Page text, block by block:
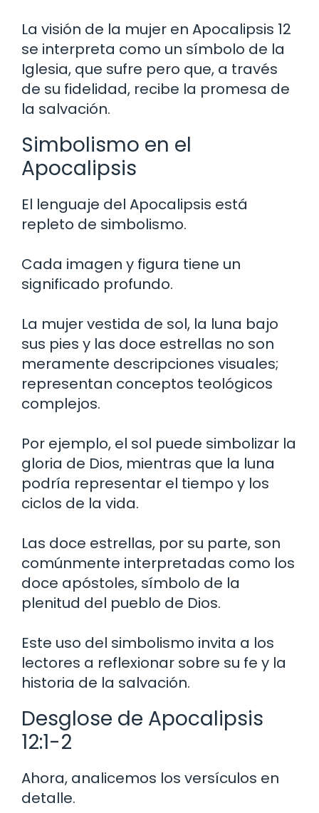
La visión de la mujer en Apocalipsis 12
se interpreta como un símbolo de la
Iglesia, que sufre pero que, a través
de su fidelidad, recibe la promesa de
la salvación.
Simbolismo en el
Apocalipsis
El lenguaje del Apocalipsis está
repleto de simbolismo.
Cada imagen y figura tiene un
significado profundo.
La mujer vestida de sol, la luna bajo
sus pies y las doce estrellas no son
meramente descripciones visuales;
representan conceptos teológicos
complejos.
Por ejemplo, el sol puede simbolizar la
gloria de Dios, mientras que la luna
podría representar el tiempo y los
ciclos de la vida.
Las doce estrellas, por su parte, son
comúnmente interpretadas como los
doce apóstoles, símbolo de la
plenitud del pueblo de Dios.
Este uso del simbolismo invita a los
lectores a reflexionar sobre su fe y la
historia de la salvación.
Desglose de Apocalipsis
12:1-2
Ahora, analicemos los versículos en
detalle.